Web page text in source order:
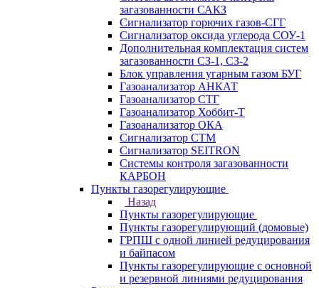
загазованности САКЗ
Сигнализатор горючих газов-СГГ
Сигнализатор оксида углерода СОУ-1
Дополнительная комплектация систем
загазованности СЗ-1, СЗ-2
Блок управления угарным газом БУГ
Газоанализатор АНКАТ
Газоанализатор СТГ
Газоанализатор Хоббит-Т
Газоанализатор ОКА
Сигнализатор СТМ
Сигнализатор SEITRON
Системы контроля загазованности
КАРБОН
Пункты газорегулирующие
Назад
Пункты газорегулирующие
Пункты газорегулирующий (домовые)
ГРПШ с одной линией редуцирования
и байпасом
Пункты газорегулирующие с основной
и резервной линиями редуцирования